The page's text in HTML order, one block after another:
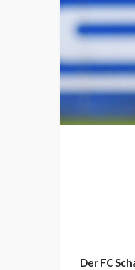
Der FC